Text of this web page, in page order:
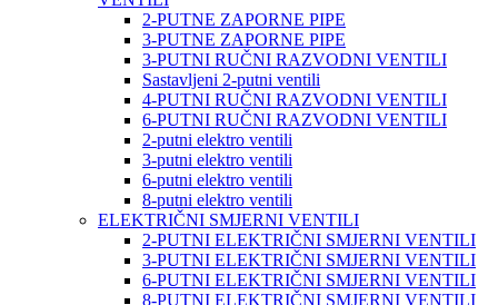
2-PUTNE ZAPORNE PIPE
3-PUTNE ZAPORNE PIPE
3-PUTNI RUČNI RAZVODNI VENTILI
Sastavljeni 2-putni ventili
4-PUTNI RUČNI RAZVODNI VENTILI
6-PUTNI RUČNI RAZVODNI VENTILI
2-putni elektro ventili
3-putni elektro ventili
6-putni elektro ventili
8-putni elektro ventili
ELEKTRIČNI SMJERNI VENTILI
2-PUTNI ELEKTRIČNI SMJERNI VENTILI
3-PUTNI ELEKTRIČNI SMJERNI VENTILI
6-PUTNI ELEKTRIČNI SMJERNI VENTILI
8-PUTNI ELEKTRIČNI SMJERNI VENTILI